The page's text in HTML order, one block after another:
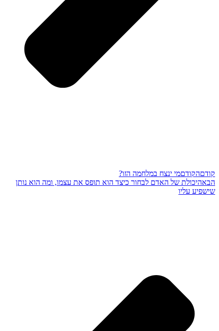
קודםהקודםמי ינצח במלחמה הזו?
הבאהיכולת של האדם לבחור כיצד הוא תופס את עצמו, ומה הוא נותן
שישפיע עליו